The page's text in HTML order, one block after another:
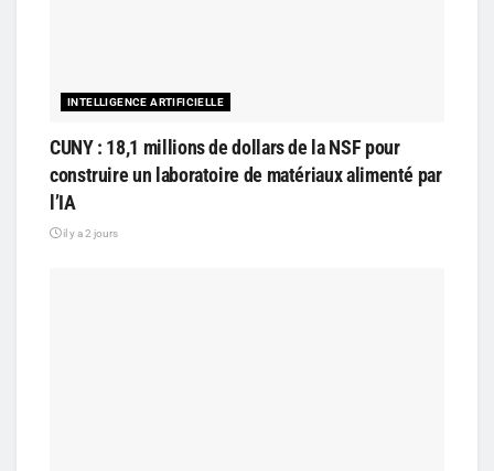
INTELLIGENCE ARTIFICIELLE
CUNY : 18,1 millions de dollars de la NSF pour
construire un laboratoire de matériaux alimenté par
l’IA
il y a 2 jours